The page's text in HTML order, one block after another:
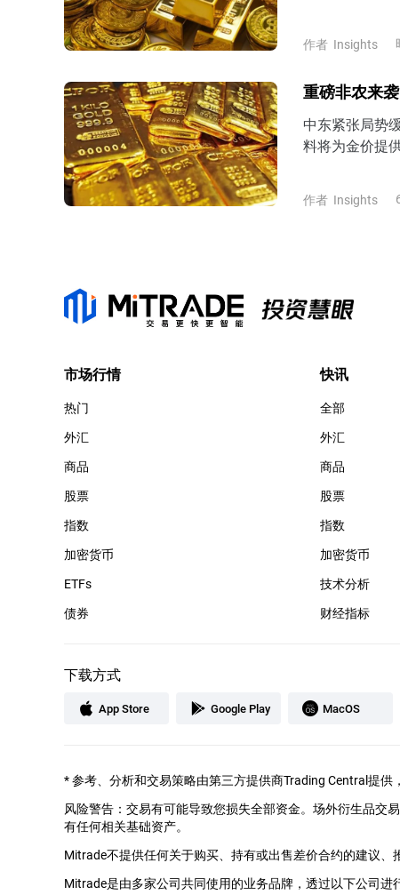
作者 Insights
重磅非农来
中东紧张局势
料将为金价提
作者 Insights
市场行情
热门
外汇
商品
股票
指数
加密货币
ETFs
债券
快讯
全部
外汇
商品
股票
指数
加密货币
技术分析
财经指标
下载方式
App Store Google Play MacOS
*参考、分析和交易策略由第三方提供商Trading Central提
风险警告：交易有可能导致您损失全部资金。场外衍生品交
有任何相关基础资产。
Mitrade不提供任何关于购买、持有或出售差价合约的建议
Mitrade是由多家公司共同使用的业务品牌，透过以下公司进